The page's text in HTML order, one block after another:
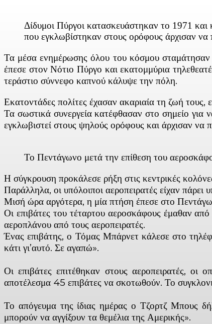
Δίδυμοι Πύργοι κατασκευάστηκαν το 1971
που εγκλωβίστηκαν στους ορόφους άρχισαν
Τα μέσα ενημέρωσης όλου του κόσμου σταμάτησαν
έπεσε στον Νότιο Πύργο και εκατομμύρια
τεράστιο σύννεφο καπνού κάλυψε την πόλη.
Εκατοντάδες πολίτες έχασαν ακαριαία τη ζωή
Τα σωστικά συνεργεία κατέφθασαν στο σημείο για
εγκλωβιστεί στους ψηλούς ορόφους και άρχισαν
Το Πεντάγωνο μετά την επίθεση του
Η σύγκρουση προκάλεσε ρήξη στις κεντρικές
Παράλληλα, οι υπόλοιποι αεροπειρατές είχαν
Μισή ώρα αργότερα, η μία πτήση έπεσε στο
Οι επιβάτες του τέταρτου αεροσκάφους έμαθαν
αεροπλάνου από τους αεροπειρατές.
Ένας επιβάτης, ο Τόμας Μπάρνετ κάλεσε στο
κάτι γι’αυτό. Σε αγαπώ».
Οι επιβάτες επιτέθηκαν στους αεροπειρατές, οι
αποτέλεσμα 45 επιβάτες να σκοτωθούν. Το
Το απόγευμα της ίδιας ημέρας ο Τζορτζ Μπους
μπορούν να αγγίξουν τα θεμέλια της Αμερικής».